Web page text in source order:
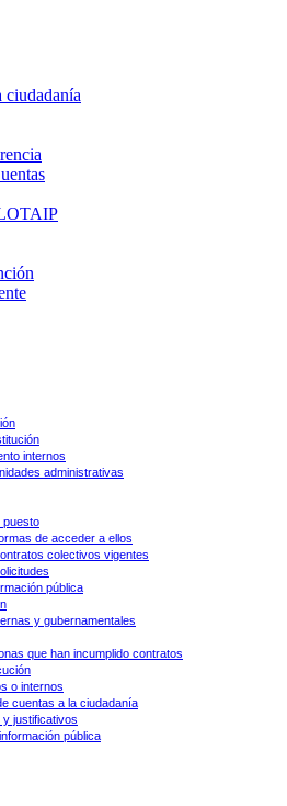
internos
administrativas
puesto
de acceder a ellos
colectivos vigentes
pública
y gubernamentales
que han incumplido contratos
o internos
cuentas a la ciudadanía
y justificativos
pública